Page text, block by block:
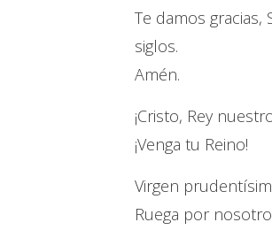
Te damos
siglos.
Amén.
¡Cristo, Rey
¡Venga tu Reino!
Virgen
Ruega por